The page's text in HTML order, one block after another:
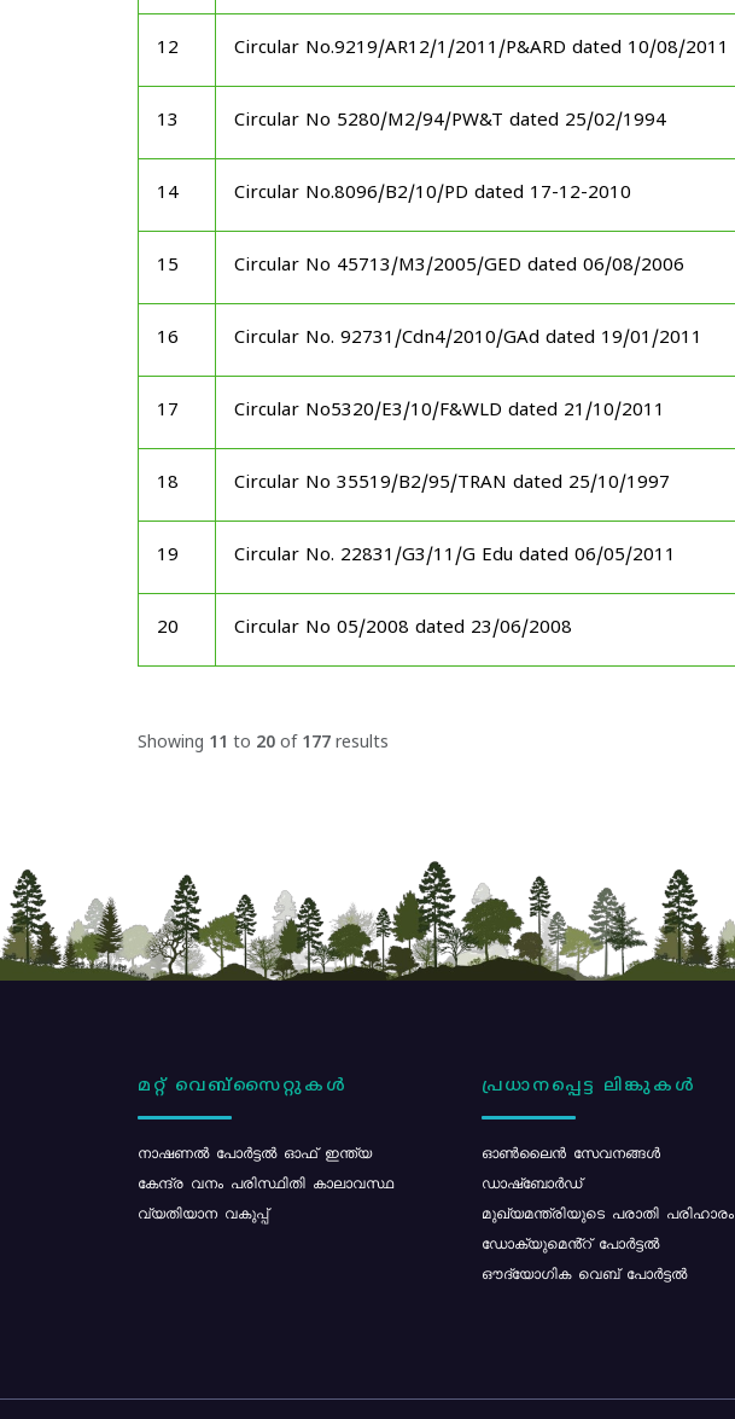
12 Circular No.9219/AR12/1/2011/P&ARD dated 10/08/2011
13 Circular No 5280/M2/94/PW&T dated 25/02/1994
14 Circular No.8096/B2/10/PD dated 17-12-2010
15 Circular No 45713/M3/2005/GED dated 06/08/2006
16 Circular No. 92731/Cdn4/2010/GAd dated 19/01/2011
17 Circular No5320/E3/10/F&WLD dated 21/10/2011
18 Circular No 35519/B2/95/TRAN dated 25/10/1997
19 Circular No. 22831/G3/11/G Edu dated 06/05/2011
20 Circular No 05/2008 dated 23/06/2008
Showing 11 to 20 of 177 results
മറ്റ് വെബ്സൈറ്റുകൾ
നാഷണൽ പോർട്ടൽ ഓഫ് ഇന്ത്യ
കേന്ദ്ര വനം പരിസ്ഥിതി കാലാവസ്ഥ
വ്യതിയാന വകുപ്പ്
പ്രധാനപ്പെട്ട ലിങ്കുകൾ
ഓൺലൈൻ സേവനങ്ങൾ
ഡാഷ്ബോർഡ്
മുഖ്യമന്ത്രിയുടെ പരാതി പരിഹാരം
ഡോക്യുമെൻ്റ് പോർട്ടൽ
ഔദ്യോഗിക വെബ് പോർട്ടൽ